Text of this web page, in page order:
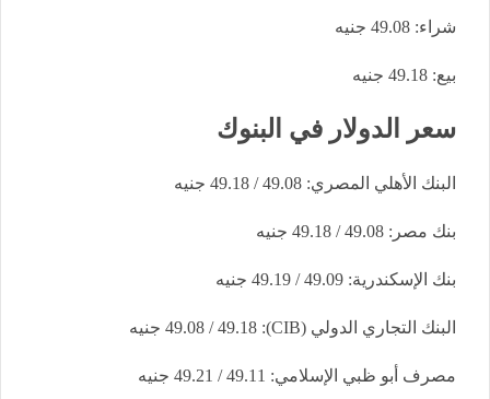
شراء: 49.08 جنيه
بيع: 49.18 جنيه
سعر الدولار في البنوك
البنك الأهلي المصري: 49.08 / 49.18 جنيه
بنك مصر: 49.08 / 49.18 جنيه
بنك الإسكندرية: 49.09 / 49.19 جنيه
البنك التجاري الدولي (CIB): 49.08 / 49.18 جنيه
مصرف أبو ظبي الإسلامي: 49.11 / 49.21 جنيه